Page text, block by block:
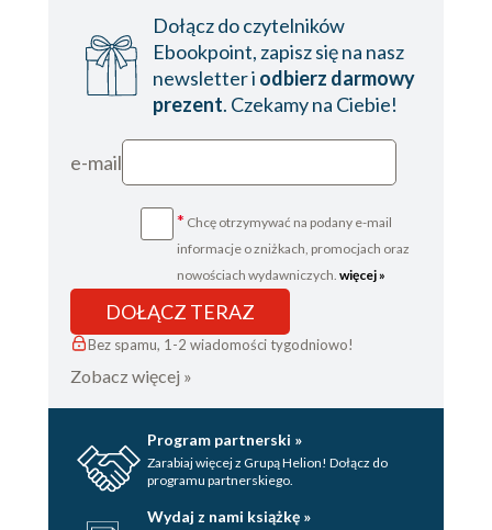
Dołącz do czytelników
Ebookpoint, zapisz się na nasz
newsletter i odbierz darmowy
prezent. Czekamy na Ciebie!
e-mail
* Chcę otrzymywać na podany e-mail
informacje o zniżkach, promocjach oraz
nowościach wydawniczych. więcej »
DOŁĄCZ TERAZ
Bez spamu, 1-2 wiadomości tygodniowo!
Zobacz więcej »
Program partnerski »
Zarabiaj więcej z Grupą Helion! Dołącz do
programu partnerskiego.
Wydaj z nami książkę »